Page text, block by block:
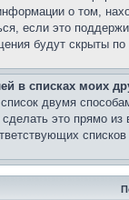
о том,
если это
будут скрыты
в списках моих
двумя
это прямо